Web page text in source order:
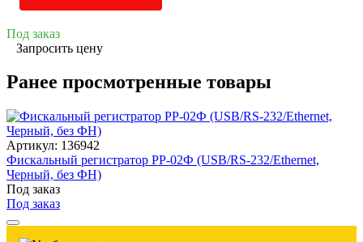
Под заказ
Запросить цену
Ранее просмотренные товары
Артикул: 136942
Фискальный регистратор РР-02Ф (USB/RS-232/Ethernet,
Черный, без ФН)
Под заказ
Под заказ